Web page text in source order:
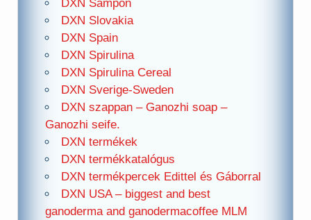
DXN Sampon
DXN Slovakia
DXN Spain
DXN Spirulina
DXN Spirulina Cereal
DXN Sverige-Sweden
DXN szappan – Ganozhi soap –
Ganozhi seife.
DXN termékek
DXN termékkatalógus
DXN termékpercek Edittel és Gáborral
DXN USA – biggest and best
ganoderma and ganodermacoffee MLM